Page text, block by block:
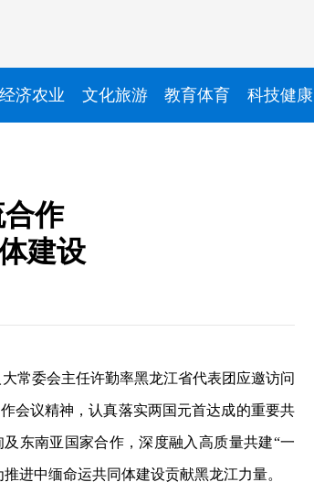
经济农业 文化旅游 教育体育 科技健康
作
建设
常委会主任许勤率黑龙江省代表团应邀访问
会议精神，认真落实两国元首达成的重要共
东南亚国家合作，深度融入高质量共建“一
进中缅命运共同体建设贡献黑龙江力量。